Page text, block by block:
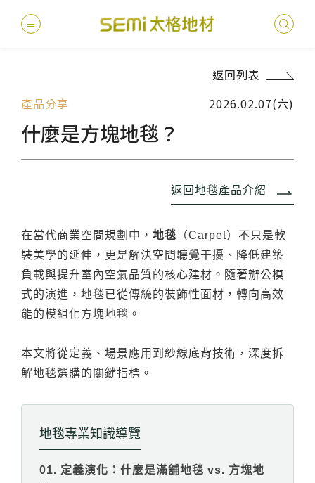
主
產
產品總覽
PVC透
美國設計
伊格疏
PVC複
寬幅式
SPC礦石
美國 LVT
太
台灣
太格
WELL/
地面誌
醫療
商辦
服務優勢
地坪
教
semi太
關於我們
文
企
影
返回列表
產品分享
2026.02.07(六)
什麼是方塊地毯？
返回地毯產品介紹
在當代商業空間規劃中， 地毯 （Carpet）不只是軟
裝美學的延伸，更是解決空間聽覺干擾、降低建築
負載與提升室內空氣品質的核心建材。隨著辦公模
式的演進，地毯已從傳統的裝飾性面材，轉向高效
能的模組化方塊地毯。
本文將從定義、場景應用到紗線底背技術，深度拆
解地毯選購的關鍵指標。
地毯專業知識導覽
01. 定義演化：什麼是滿舖地毯 vs. 方塊地